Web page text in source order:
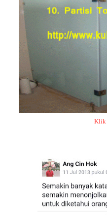
Klik